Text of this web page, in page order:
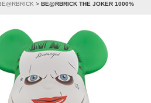
> BE@RBRICK THE JOKER 1000%